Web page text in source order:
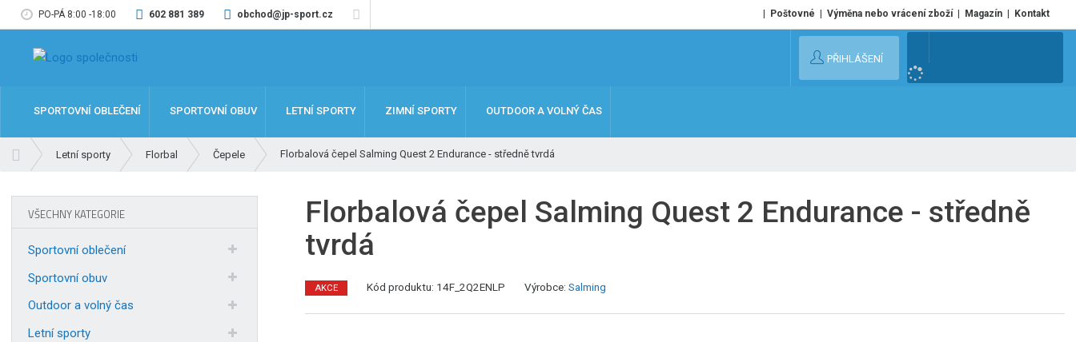
PO-PÁ 8:00 -18:00 602 881 389 obchod@jp-sport.cz Poštovné Výměna nebo vrácení zboží Magazín Kontakt
e
PŘIHLÁŠENÍ
SPORTOVNÍ OBLEČENÍ SPORTOVNÍ OBUV LETNÍ SPORTY ZIMNÍ SPORTY OUTDOOR A VOLNÝ ČAS
Letní sporty Florbal Čepele Florbalová čepel Salming Quest 2 Endurance - středně tvrdá
Florbalová čepel Salming Quest 2 Endurance - středně
tvrdá
AKCE Kód produktu: 14F_2Q2ENLP Výrobce: Salming
VŠECHNY KATEGORIE
Sportovní oblečení
Sportovní obuv
Outdoor a volný čas
Letní sporty